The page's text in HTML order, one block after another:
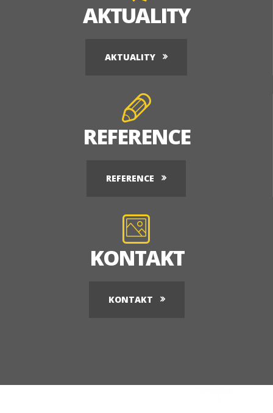
AKTUALITY
AKTUALITY
REFERENCE
REFERENCE
KONTAKT
KONTAKT